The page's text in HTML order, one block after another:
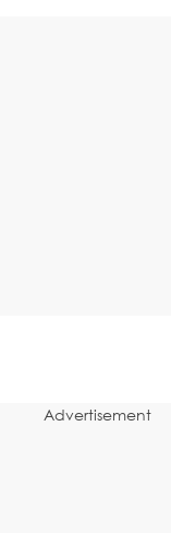
Advertisement